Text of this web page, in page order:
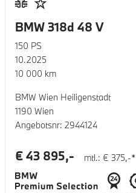
BMW 318d 48 V
150 PS
10.2025
10 000 km
BMW Wien Heiligenstadt
1190 Wien
Angebotsnr: 2944124
mtl.: € 375,-*
€ 43 895,-